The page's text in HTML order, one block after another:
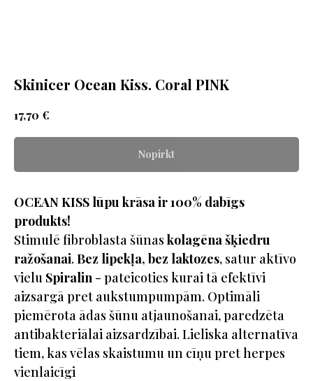
Skinicer Ocean Kiss. Coral PINK
17,70 €
Nopirkt
OCEAN KISS lūpu krāsa ir 100% dabīgs
produkts!
Stimulē fibroblasta šūnas kolagēna šķiedru
ražošanai. Bez lipekļa, bez laktozes, satur aktīvo
vielu Spiralin - pateicoties kurai tā efektīvi
aizsargā pret aukstumpumpām. Optimāli
piemērota ādas šūnu atjaunošanai, paredzēta
antibakteriālai aizsardzībai. Lieliska alternatīva
tiem, kas vēlas skaistumu un cīņu pret herpes
vienlaicīgi